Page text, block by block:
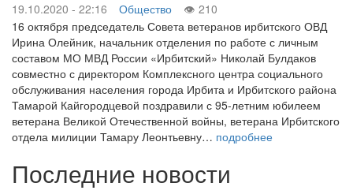
19.10.2020 - 22:16 Общество
210
16 октября председатель Совета ветеранов ирбитского ОВД
Ирина Олейник, начальник отделения по работе с личным
составом МО МВД России «Ирбитский» Николай Булдаков
совместно с директором Комплексного центра социального
обслуживания населения города Ирбита и Ирбитского района
Тамарой Кайгородцевой поздравили с 95-летним юбилеем
ветерана Великой Отечественной войны, ветерана Ирбитского
отдела милиции Тамару Леонтьевну… подробнее
Последние новости